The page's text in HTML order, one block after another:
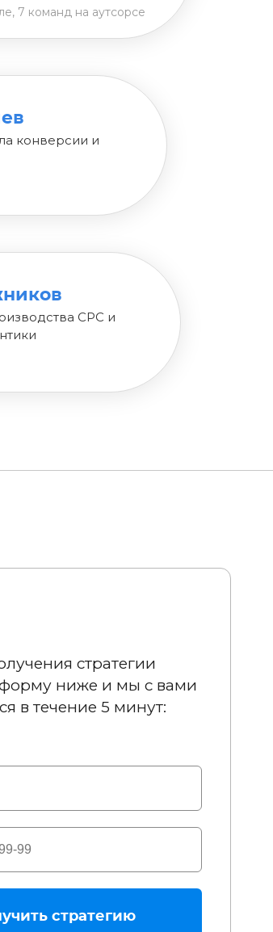
7 команд на аутсорсе
конверсии и
СРС и
стратегии
ниже и мы с вами
в течение 5 минут:
стратегию